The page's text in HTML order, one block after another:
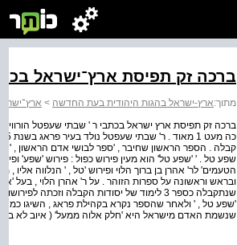
ברכה זק תפיסת ארץ־ישראל
מתוך:ארץ-ישראל בהגות היהודית בעת החדשה >
ברכה זק תפיסת ארץ ישראל בכתבי ר ' שבתי שעפטל הורוויץ
שפע טל . ' 'שפע טל' הוא מעין פירוש כפול : פירוש 'שפע'
הטעמים' לר' אהרן בן ברוך הלוי ופירוש 'טל , ' הנלווה אליו ,
שנתקבלה כספר 3 לימוד של יסודות הקבלה
'שפע טל , ' ולאחר שהספר נקרא בקהילת פראג , השיגו כמה
שנשמת האדם מישראל היא 'חלק אלוה ממעל' ( איוב לא ב . (